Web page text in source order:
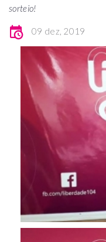
sorteio!
09 dez, 2019